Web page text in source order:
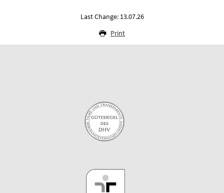
Last Change: 13.07.26
Print